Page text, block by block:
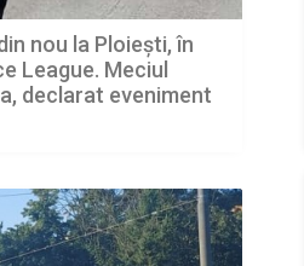
nou la Ploiești, în
League. Meciul
declarat eveniment